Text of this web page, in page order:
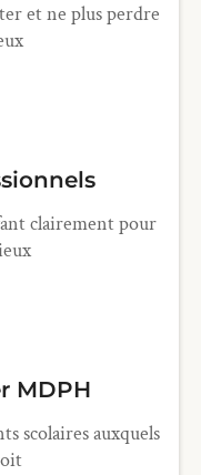
et ne plus perdre
clairement pour
MDPH
scolaires auxquels